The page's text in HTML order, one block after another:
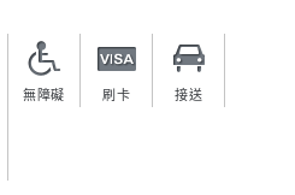
無障礙 刷卡 接送